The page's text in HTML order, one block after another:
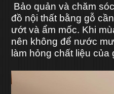
Bảo quản và chăm
đồ nội thất bằng gỗ
ướt và ẩm mốc. Khi
nên không để nước
làm hỏng chất liệu của